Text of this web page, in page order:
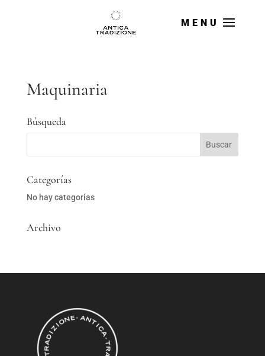
Maquinaria
Búsqueda
Categorías
No hay categorías
Archivo